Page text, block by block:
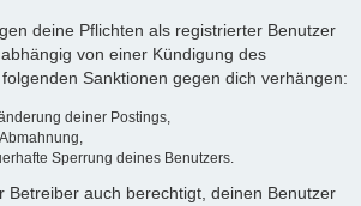
deine Pflichten als registrierter Benutzer
von einer Kündigung des
Sanktionen gegen dich verhängen:
deiner Postings,
Sperrung deines Benutzers.
Betreiber auch berechtigt, deinen Benutzer